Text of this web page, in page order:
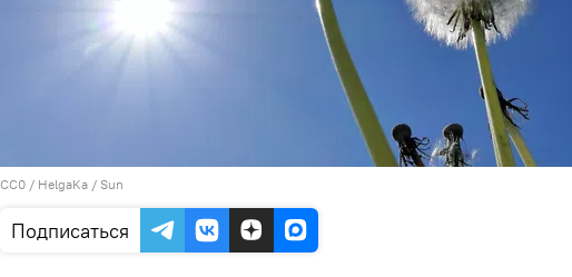
CC0 / HelgaKa / Sun
Подписаться